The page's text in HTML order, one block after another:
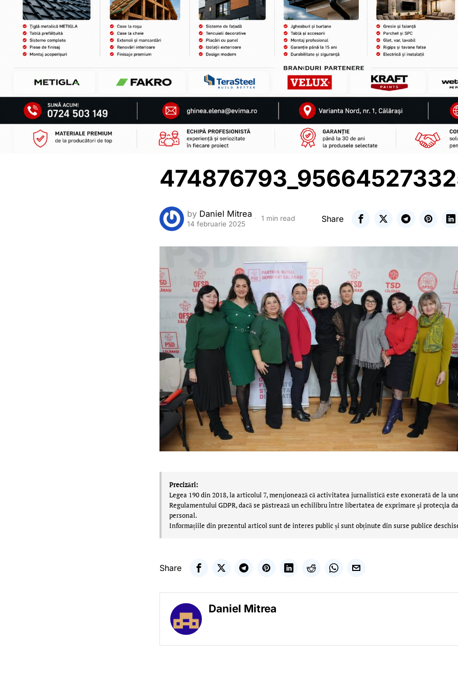
by Daniel Mitrea
14 februarie 2025
1 min read Share
Precizări:
Legea 190 din 2018, la articolul 7, menţionează că activitatea jurnalistică este exonerată de la
Regulamentului GDPR, dacă se păstrează un echilibru între libertatea de exprimare şi protecţia
personal.
Informațiile din prezentul articol sunt de interes public și sunt obținute din surse publice
Share
Daniel Mitrea